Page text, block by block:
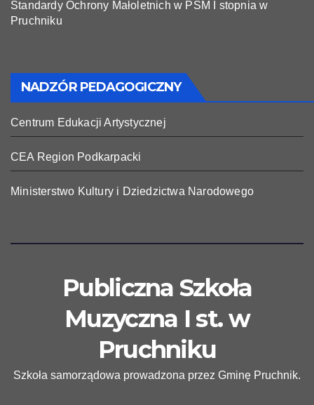
Standardy Ochrony Małoletnich w PSM I stopnia w
Pruchniku
NADZÓR PEDAGOGICZNY
Centrum Edukacji Artystycznej
CEA Region Podkarpacki
Ministerstwo Kultury i Dziedzictwa Narodowego
Publiczna Szkoła
Muzyczna I st. w
Pruchniku
Szkoła samorządowa prowadzona przez Gminę Pruchnik.